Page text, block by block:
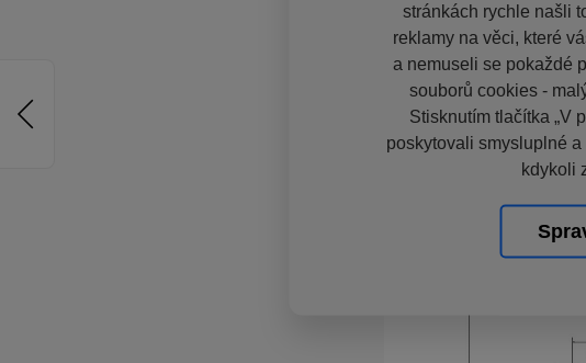
stránkách rychle našli
reklamy na věci, které
a nemuseli se pokaždé
souborů cookies -
Stisknutím tlačítka „V
poskytovali smysluplné
kdykoli